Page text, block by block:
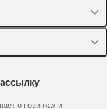
о новинках и